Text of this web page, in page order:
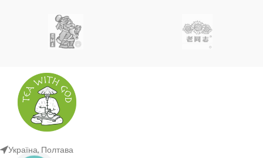
Україна, Полтава